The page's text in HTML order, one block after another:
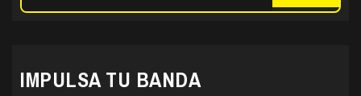
IMPULSA TU BANDA